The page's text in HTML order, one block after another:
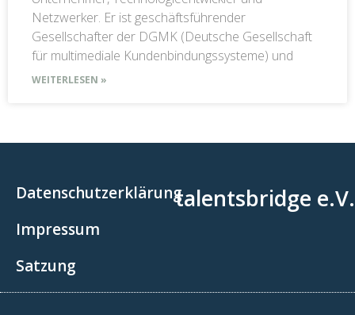
Netzwerker. Er ist geschäftsführender
Gesellschafter der DGMK (Deutsche Gesellschaft
für multimediale Kundenbindungssysteme) und
WEITERLESEN »
Datenschutzerklärung
Impressum
Satzung
talentsbridge e.V.